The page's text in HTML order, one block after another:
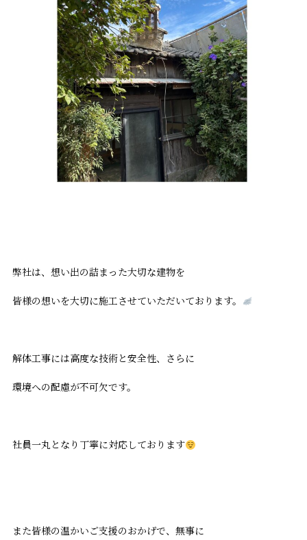
弊社は、想い出の詰まった大切な建物を
皆様の想いを大切に施工させていただいております。
解体工事には高度な技術と安全性、さらに
環境への配慮が不可欠です。
社員一丸となり丁寧に対応しております
また皆様の温かいご支援のおかげで、無事に